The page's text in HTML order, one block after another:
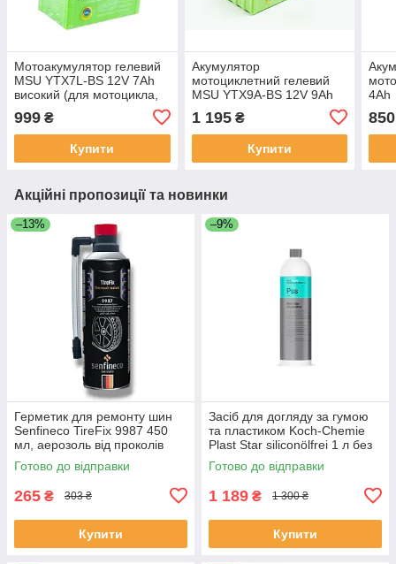
Мотоакумулятор гелевий
MSU YTX7L-BS 12V 7Ah
високий (для мотоцикла,
999 ₴
Купити
Акумулятор
мотоциклетний гелевий
MSU YTX9A-BS 12V 9Ah
1 195₴
Купити
4Ah
850
Акційні пропозиції та новинки
–13%
Герметик для ремонту шин
Senfineco TireFix 9987 450
мл, аерозоль від проколів
Готово до відправки
265 ₴ 303 ₴
Купити
–9%
Засіб для догляду за гумою
та пластиком Koch-Chemie
Plast Star siliconölfrei 1 л без
силікону
Готово до відправки
1 189 ₴ 1 300 ₴
Купити